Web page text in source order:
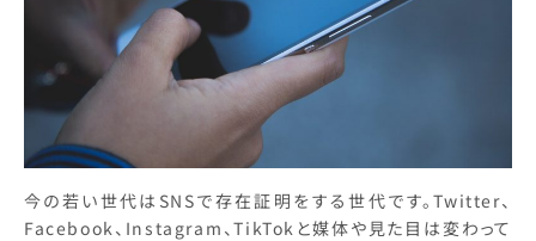
今の若い世代はSNSで存在証明をする世代です。Twitter、
Facebook、Instagram、TikTokと媒体や見た目は変わって